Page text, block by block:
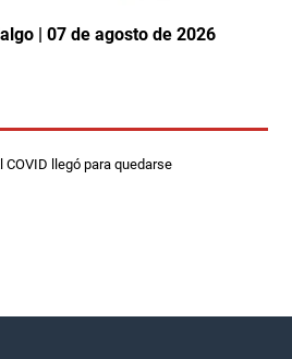
| 07 de agosto de 2026
COVID llegó para quedarse